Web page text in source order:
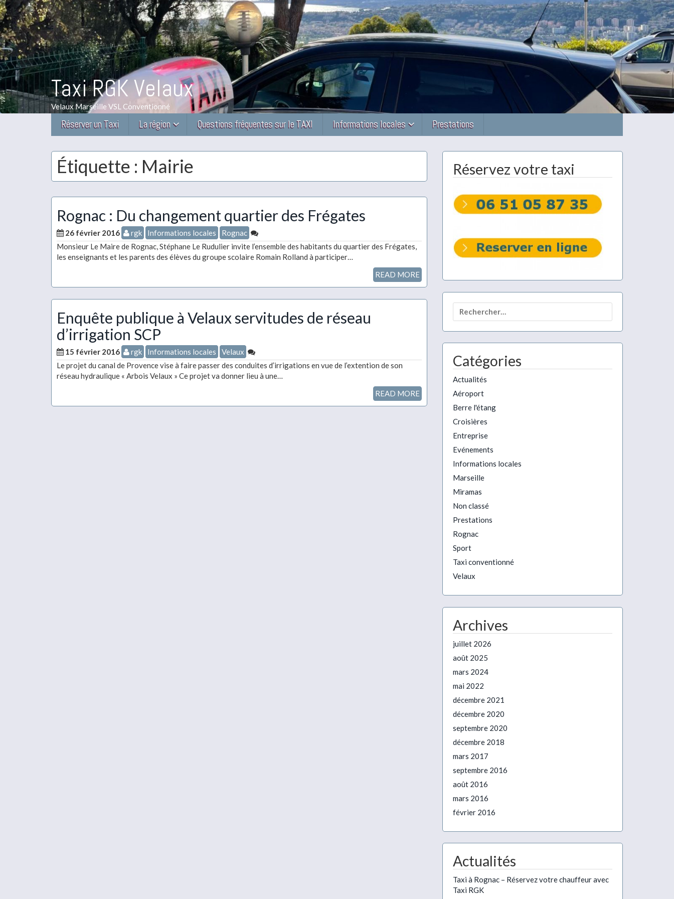
Taxi RGK Velaux
Velaux Marseille VSL Conventionné
Réserver un Taxi La région Questions fréquentes sur le TAXI Informations locales Prestations
Étiquette : Mairie
Rognac : Du changement quartier des Frégates
26 février 2016 rgk Informations locales
Rognac
Monsieur Le Maire de Rognac, Stéphane Le Rudulier invite l’ensemble des habitants du quartier des Frégates,
les enseignants et les parents des élèves du groupe scolaire Romain Rolland à participer…
READ MORE
Enquête publique à Velaux servitudes de réseau
d’irrigation SCP
15 février 2016 rgk Informations locales
Velaux
Le projet du canal de Provence vise à faire passer des conduites d’irrigations en vue de l’extention de son
réseau hydraulique « Arbois Velaux » Ce projet va donner lieu à une…
READ MORE
Réservez votre taxi
Catégories
Actualités
Aéroport
Berre l'étang
Croisières
Entreprise
Evénements
Informations locales
Marseille
Miramas
Non classé
Prestations
Rognac
Sport
Taxi conventionné
Velaux
Archives
juillet 2026
août 2025
mars 2024
mai 2022
décembre 2021
décembre 2020
septembre 2020
décembre 2018
mars 2017
septembre 2016
août 2016
mars 2016
février 2016
Actualités
Taxi à Rognac – Réservez votre chauffeur avec
Taxi RGK